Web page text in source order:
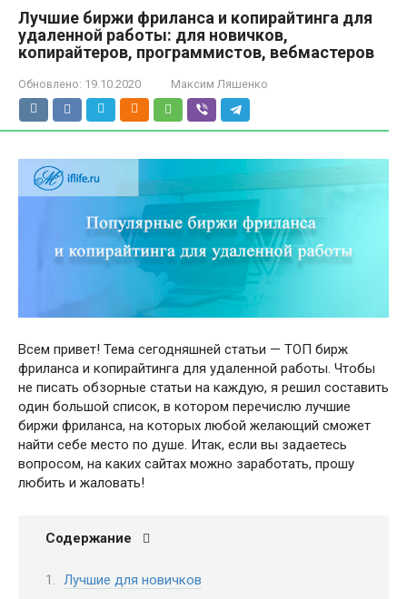
Лучшие биржи фриланса и копирайтинга для
удаленной работы: для новичков,
копирайтеров, программистов, вебмастеров
Обновлено: 19.10.2020 Максим Ляшенко
Всем привет! Тема сегодняшней статьи — ТОП бирж
фриланса и копирайтинга для удаленной работы. Чтобы
не писать обзорные статьи на каждую, я решил составить
один большой список, в котором перечислю лучшие
биржи фриланса, на которых любой желающий сможет
найти себе место по душе. Итак, если вы задаетесь
вопросом, на каких сайтах можно заработать, прошу
любить и жаловать!
Содержание
Лучшие для новичков